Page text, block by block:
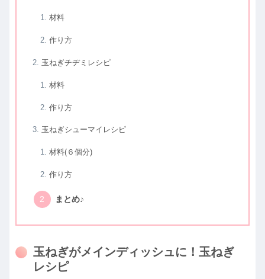
材料
作り方
玉ねぎチヂミレシピ
材料
作り方
玉ねぎシューマイレシピ
材料(６個分)
作り方
まとめ♪
玉ねぎがメインディッシュに！玉ねぎ
レシピ